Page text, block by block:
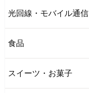
光回線・モバイル通信
食品
スイーツ・お菓子